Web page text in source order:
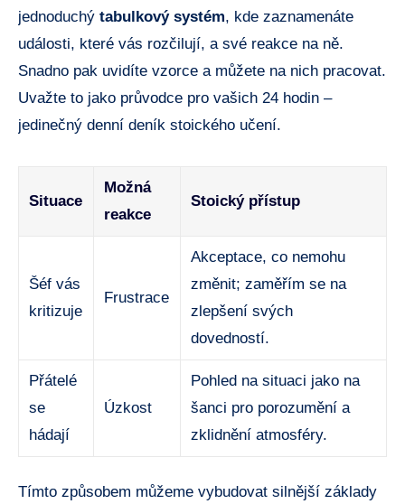
jednoduchý tabulkový systém, kde zaznamenáte
události, které vás rozčilují, a své reakce na ně.
Snadno pak uvidíte vzorce a můžete na nich pracovat.
Uvažte to jako průvodce pro vašich 24 hodin –
jedinečný denní deník stoického učení.
Situace
Možná
reakce
Stoický přístup
Šéf vás
kritizuje
Frustrace
Akceptace, co nemohu
změnit; zaměřím se na
zlepšení svých
dovedností.
Přátelé
se
hádají
Úzkost
Pohled na situaci jako na
šanci pro porozumění a
zklidnění atmosféry.
Tímto způsobem můžeme vybudovat silnější základy